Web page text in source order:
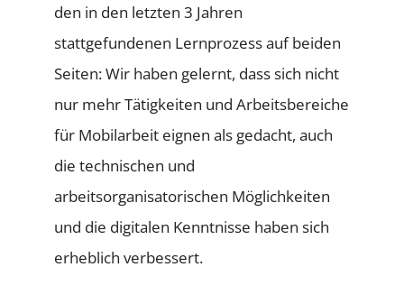
den in den letzten 3 Jahren
stattgefundenen Lernprozess auf beiden
Seiten: Wir haben gelernt, dass sich nicht
nur mehr Tätigkeiten und Arbeitsbereiche
für Mobilarbeit eignen als gedacht, auch
die technischen und
arbeitsorganisatorischen Möglichkeiten
und die digitalen Kenntnisse haben sich
erheblich verbessert.